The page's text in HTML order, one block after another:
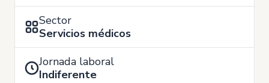
Sector
Servicios médicos
Jornada laboral
Indiferente